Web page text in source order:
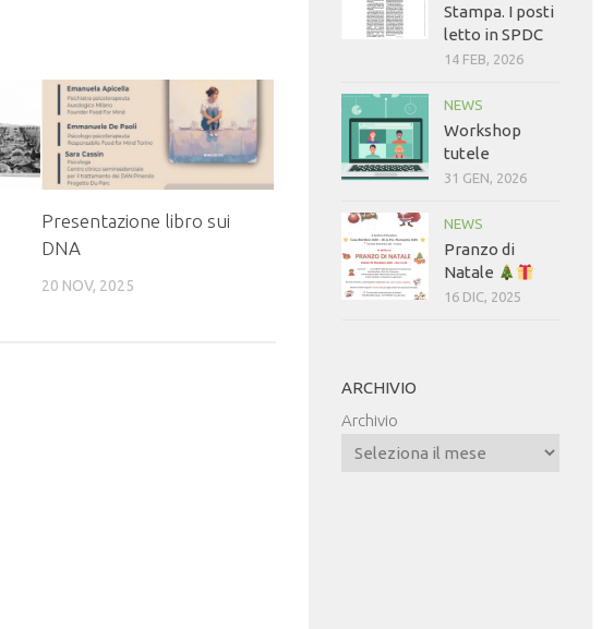
Presentazione libro sui
DNA
20 NOV, 2025
Stampa. I posti
letto in SPDC
14 FEB, 2026
NEWS
Workshop
tutele
31 GEN, 2026
NEWS
Pranzo di
Natale
16 DIC, 2025
ARCHIVIO
Archivio